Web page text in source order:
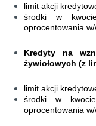
limit akcji
środki w
oprocentowania w/
Kredyty na
żywiołowych (z
limit akcji
środki w
oprocentowania w/